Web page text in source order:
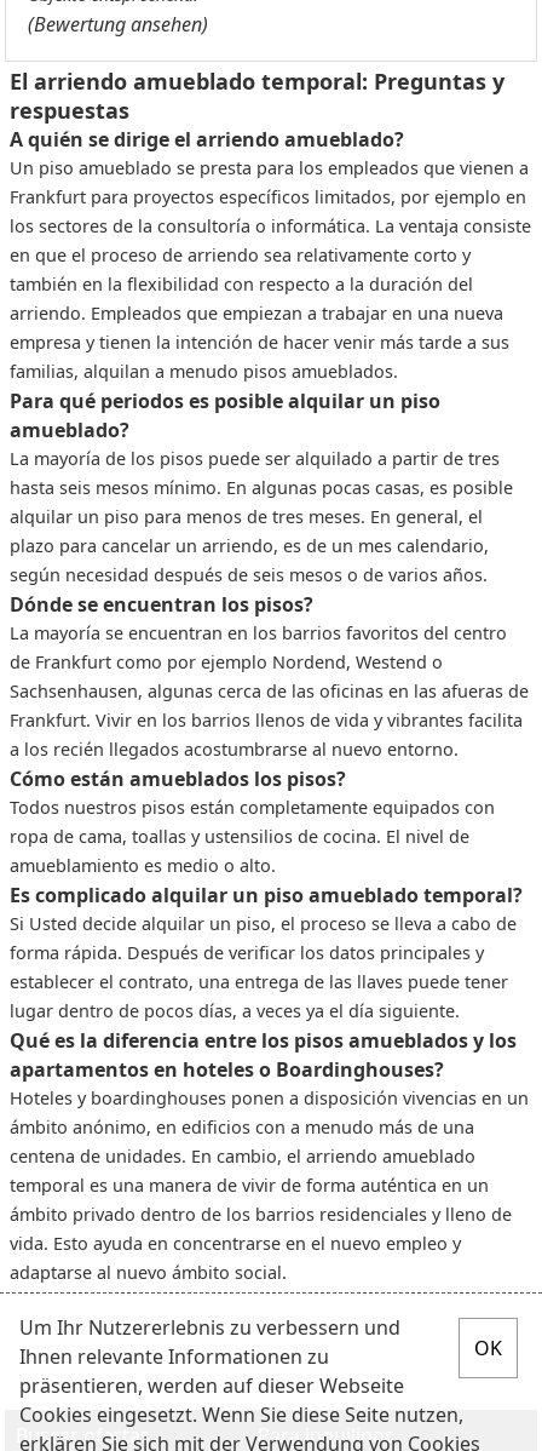
(Bewertung ansehen)
El arriendo amueblado temporal: Preguntas y
respuestas
A quién se dirige el arriendo amueblado?
Un piso amueblado se presta para los empleados que vienen a
Frankfurt para proyectos específicos limitados, por ejemplo en
los sectores de la consultoría o informática. La ventaja consiste
en que el proceso de arriendo sea relativamente corto y
también en la flexibilidad con respecto a la duración del
arriendo. Empleados que empiezan a trabajar en una nueva
empresa y tienen la intención de hacer venir más tarde a sus
familias, alquilan a menudo pisos amueblados.
Para qué periodos es posible alquilar un piso
amueblado?
La mayoría de los pisos puede ser alquilado a partir de tres
hasta seis mesos mínimo. En algunas pocas casas, es posible
alquilar un piso para menos de tres meses. En general, el
plazo para cancelar un arriendo, es de un mes calendario,
según necesidad después de seis mesos o de varios años.
Dónde se encuentran los pisos?
La mayoría se encuentran en los barrios favoritos del centro
de Frankfurt como por ejemplo Nordend, Westend o
Sachsenhausen, algunas cerca de las oficinas en las afueras de
Frankfurt. Vivir en los barrios llenos de vida y vibrantes facilita
a los recién llegados acostumbrarse al nuevo entorno.
Cómo están amueblados los pisos?
Todos nuestros pisos están completamente equipados con
ropa de cama, toallas y ustensilios de cocina. El nivel de
amueblamiento es medio o alto.
Es complicado alquilar un piso amueblado temporal?
Si Usted decide alquilar un piso, el proceso se lleva a cabo de
forma rápida. Después de verificar los datos principales y
establecer el contrato, una entrega de las llaves puede tener
lugar dentro de pocos días, a veces ya el día siguiente.
Qué es la diferencia entre los pisos amueblados y los
apartamentos en hoteles o Boardinghouses?
Hoteles y boardinghouses ponen a disposición vivencias en un
ámbito anónimo, en edificios con a menudo más de una
centena de unidades. En cambio, el arriendo amueblado
temporal es una manera de vivir de forma auténtica en un
ámbito privado dentro de los barrios residenciales y lleno de
vida. Esto ayuda en concentrarse en el nuevo empleo y
adaptarse al nuevo ámbito social.
Buscar ofertas Para inquilinos
Um Ihr Nutzererlebnis zu verbessern und
Ihnen relevante Informationen zu
präsentieren, werden auf dieser Webseite
Cookies eingesetzt. Wenn Sie diese Seite nutzen,
erklären Sie sich mit der Verwendung von Cookies